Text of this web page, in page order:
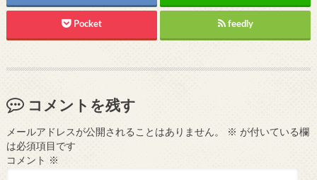
Pocket feedly
コメントを残す
メールアドレスが公開されることはありません。 ※ が付いている欄
は必須項目です
コメント
※